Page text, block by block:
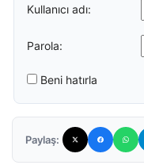
Kullanıcı adı:
Parola:
Beni hatırla
Paylaş: